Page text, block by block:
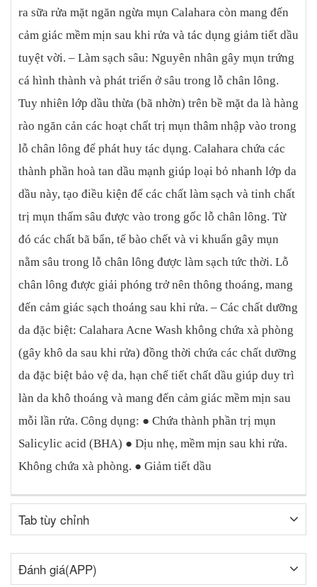
ra sữa rửa mặt ngăn ngừa mụn Calahara còn mang đến
cảm giác mềm mịn sau khi rửa và tác dụng giảm tiết dầu
tuyệt vời. – Làm sạch sâu: Nguyên nhân gây mụn trứng
cá hình thành và phát triển ở sâu trong lỗ chân lông.
Tuy nhiên lớp dầu thừa (bã nhờn) trên bề mặt da là hàng
rào ngăn cản các hoạt chất trị mụn thâm nhập vào trong
lỗ chân lông để phát huy tác dụng. Calahara chứa các
thành phần hoà tan dầu mạnh giúp loại bỏ nhanh lớp da
dầu này, tạo điều kiện để các chất làm sạch và tinh chất
trị mụn thấm sâu được vào trong gốc lỗ chân lông. Từ
đó các chất bã bẩn, tế bào chết và vi khuẩn gây mụn
nằm sâu trong lỗ chân lông được làm sạch tức thời. Lỗ
chân lông được giải phóng trở nên thông thoáng, mang
đến cảm giác sạch thoáng sau khi rửa. – Các chất dưỡng
da đặc biệt: Calahara Acne Wash không chứa xà phòng
(gây khô da sau khi rửa) đồng thời chứa các chất dưỡng
da đặc biệt bảo vệ da, hạn chế tiết chất dầu giúp duy trì
làn da khô thoáng và mang đến cảm giác mềm mịn sau
mỗi lần rửa. Công dụng: ● Chứa thành phần trị mụn
Salicylic acid (BHA) ● Dịu nhẹ, mềm mịn sau khi rửa.
Không chứa xà phòng. ● Giảm tiết dầu
Tab tùy chỉnh
Đánh giá(APP)